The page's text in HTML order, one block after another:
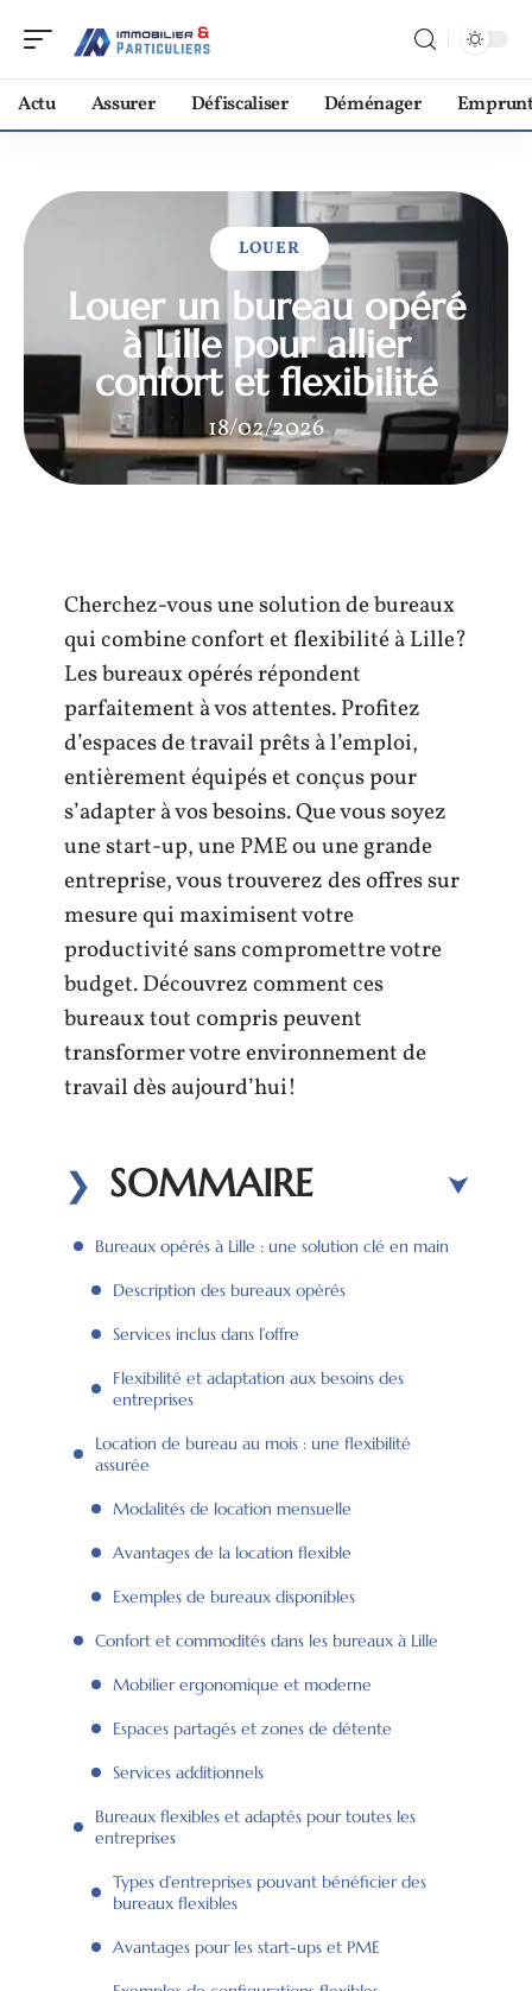
Actu Assurer Défiscaliser Déménager
LOUER
Louer un bureau opéré
à Lille pour allier
confort et flexibilité
18/02/2026
Cherchez-vous une solution de bureaux
qui combine confort et flexibilité à Lille?
Les bureaux opérés répondent
parfaitement à vos attentes. Profitez
d’espaces de travail prêts à l’emploi,
entièrement équipés et conçus pour
s’adapter à vos besoins. Que vous soyez
une start-up, une PME ou une grande
entreprise, vous trouverez des offres sur
mesure qui maximisent votre
productivité sans compromettre votre
budget. Découvrez comment ces
bureaux tout compris peuvent
transformer votre environnement de
travail dès aujourd’hui!
SOMMAIRE
Bureaux opérés à Lille : une solution clé en main
Description des bureaux opérés
Services inclus dans l’offre
Flexibilité et adaptation aux besoins des
entreprises
Location de bureau au mois : une flexibilité
assurée
Modalités de location mensuelle
Avantages de la location flexible
Exemples de bureaux disponibles
Confort et commodités dans les bureaux à Lille
Mobilier ergonomique et moderne
Espaces partagés et zones de détente
Services additionnels
Bureaux flexibles et adaptés pour toutes les
entreprises
Types d’entreprises pouvant bénéficier des
bureaux flexibles
Avantages pour les start-ups et PME